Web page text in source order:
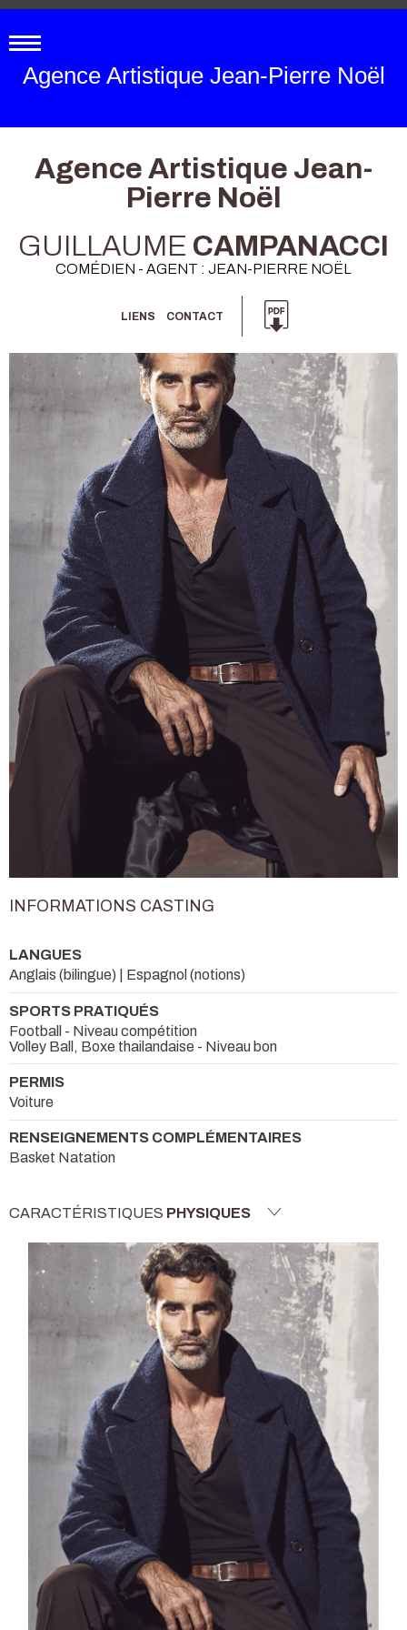
Agence Artistique Jean-Pierre Noël
Agence Artistique Jean-
Pierre Noël
GUILLAUME CAMPANACCI
COMÉDIEN - AGENT : JEAN-PIERRE NOËL
LIENS CONTACT
INFORMATIONS CASTING
LANGUES
Anglais (bilingue) | Espagnol (notions)
SPORTS PRATIQUÉS
Football - Niveau compétition
Volley Ball, Boxe thailandaise - Niveau bon
PERMIS
Voiture
RENSEIGNEMENTS COMPLÉMENTAIRES
Basket Natation
CARACTÉRISTIQUES PHYSIQUES